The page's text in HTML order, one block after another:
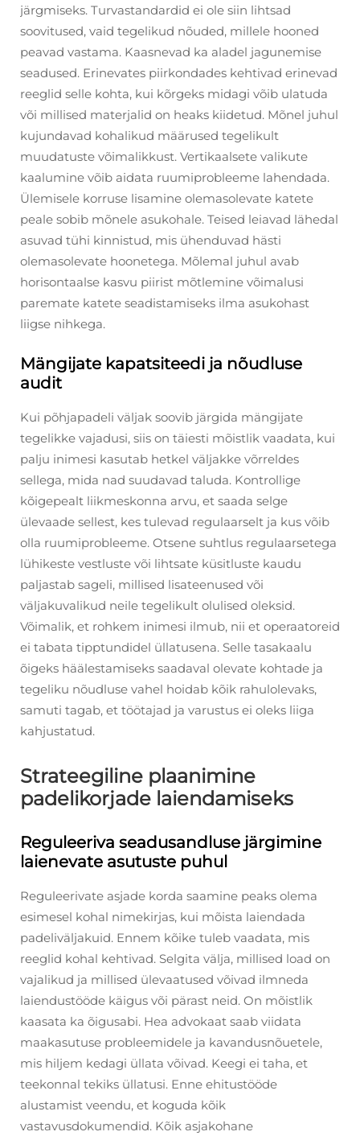
järgmiseks. Turvastandardid ei ole siin lihtsad
soovitused, vaid tegelikud nõuded, millele hooned
peavad vastama. Kaasnevad ka aladel jagunemise
seadused. Erinevates piirkondades kehtivad erinevad
reeglid selle kohta, kui kõrgeks midagi võib ulatuda
või millised materjalid on heaks kiidetud. Mõnel juhul
kujundavad kohalikud määrused tegelikult
muudatuste võimalikkust. Vertikaalsete valikute
kaalumine võib aidata ruumiprobleeme lahendada.
Ülemisele korruse lisamine olemasolevate katete
peale sobib mõnele asukohale. Teised leiavad lähedal
asuvad tühi kinnistud, mis ühenduvad hästi
olemasolevate hoonetega. Mõlemal juhul avab
horisontaalse kasvu piirist mõtlemine võimalusi
paremate katete seadistamiseks ilma asukohast
liigse nihkega.
Mängijate kapatsiteedi ja nõudluse
audit
Kui põhjapadeli väljak soovib järgida mängijate
tegelikke vajadusi, siis on täiesti mõistlik vaadata, kui
palju inimesi kasutab hetkel väljakke võrreldes
sellega, mida nad suudavad taluda. Kontrollige
kõigepealt liikmeskonna arvu, et saada selge
ülevaade sellest, kes tulevad regulaarselt ja kus võib
olla ruumiprobleeme. Otsene suhtlus regulaarsetega
lühikeste vestluste või lihtsate küsitluste kaudu
paljastab sageli, millised lisateenused või
väljakuvalikud neile tegelikult olulised oleksid.
Võimalik, et rohkem inimesi ilmub, nii et operaatoreid
ei tabata tipptundidel üllatusena. Selle tasakaalu
õigeks häälestamiseks saadaval olevate kohtade ja
tegeliku nõudluse vahel hoidab kõik rahulolevaks,
samuti tagab, et töötajad ja varustus ei oleks liiga
kahjustatud.
Strateegiline plaanimine
padelikorjade laiendamiseks
Reguleeriva seadusandluse järgimine
laienevate asutuste puhul
Reguleerivate asjade korda saamine peaks olema
esimesel kohal nimekirjas, kui mõista laiendada
padeliväljakuid. Ennem kõike tuleb vaadata, mis
reeglid kohal kehtivad. Selgita välja, millised load on
vajalikud ja millised ülevaatused võivad ilmneda
laiendustööde käigus või pärast neid. On mõistlik
kaasata ka õigusabi. Hea advokaat saab viidata
maakasutuse probleemidele ja kavandusnõuetele,
mis hiljem kedagi üllata võivad. Keegi ei taha, et
teekonnal tekiks üllatusi. Enne ehitustööde
alustamist veendu, et koguda kõik
vastavusdokumendid. Kõik asjakohane